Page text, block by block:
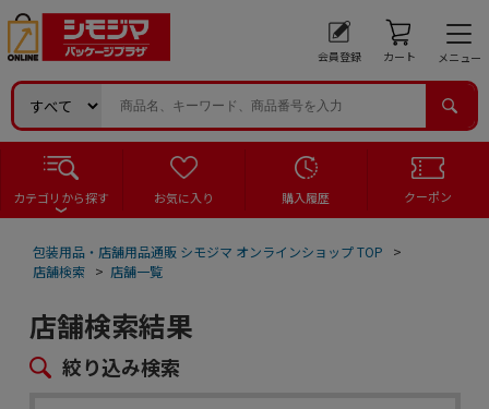
会員登録 カート メニュー
カテゴリから探す お気に入り 購入履歴 クーポン
包装用品・店舗用品通販 シモジマ オンラインショップ TOP
>
店舗検索 > 店舗一覧
店舗検索結果
絞り込み検索